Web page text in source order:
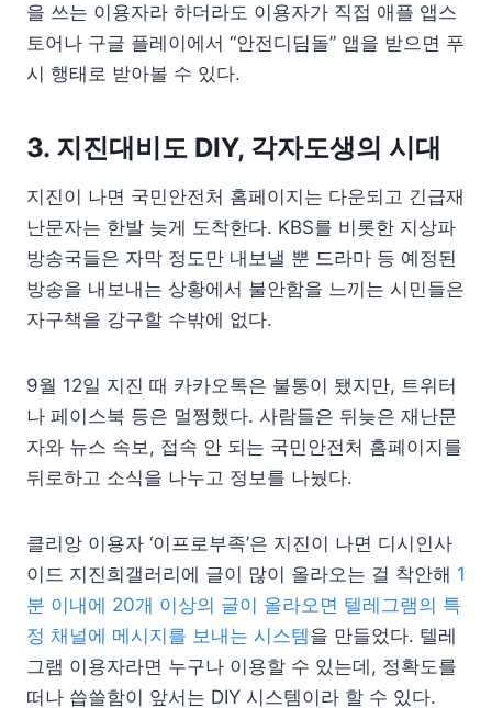
을 쓰는 이용자라 하더라도 이용자가 직접 애플 앱스
토어나 구글 플레이에서 “안전디딤돌” 앱을 받으면 푸
시 행태로 받아볼 수 있다.
3. 지진대비도 DIY, 각자도생의 시대
지진이 나면 국민안전처 홈페이지는 다운되고 긴급재
난문자는 한발 늦게 도착한다. KBS를 비롯한 지상파
방송국들은 자막 정도만 내보낼 뿐 드라마 등 예정된
방송을 내보내는 상황에서 불안함을 느끼는 시민들은
자구책을 강구할 수밖에 없다.
9월 12일 지진 때 카카오톡은 불통이 됐지만, 트위터
나 페이스북 등은 멀쩡했다. 사람들은 뒤늦은 재난문
자와 뉴스 속보, 접속 안 되는 국민안전처 홈페이지를
뒤로하고 소식을 나누고 정보를 나눴다.
클리앙 이용자 ‘이프로부족’은 지진이 나면 디시인사
이드 지진희갤러리에 글이 많이 올라오는 걸 착안해 1
분 이내에 20개 이상의 글이 올라오면 텔레그램의 특
정 채널에 메시지를 보내는 시스템을 만들었다. 텔레
그램 이용자라면 누구나 이용할 수 있는데, 정확도를
떠나 씁쓸함이 앞서는 DIY 시스템이라 할 수 있다.